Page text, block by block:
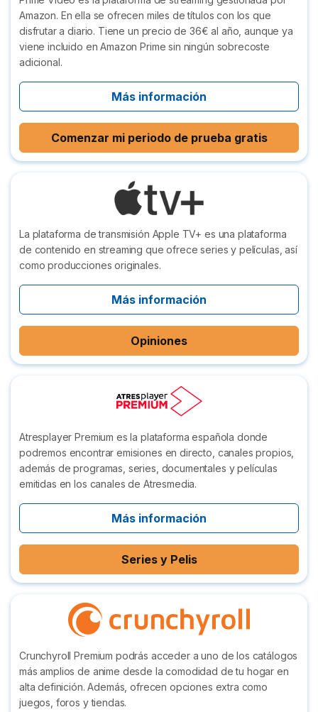
Amazon. En ella se ofrecen miles de títulos con los que
disfrutar a diario. Tiene un precio de 36€ al año, aunque ya
viene incluido en Amazon Prime sin ningún sobrecoste
adicional.
Más información
Comenzar mi periodo de prueba gratis
La plataforma de transmisión Apple TV+ es una plataforma
de contenido en streaming que ofrece series y películas, así
como producciones originales.
Más información
Opiniones
Atresplayer Premium es la plataforma española donde
podremos encontrar emisiones en directo, canales propios,
además de programas, series, documentales y películas
emitidas en los canales de Atresmedia.
Más información
Series y Pelis
Crunchyroll Premium podrás acceder a uno de los catálogos
más amplios de anime desde la comodidad de tu hogar en
alta definición. Además, ofrecen opciones extra como
juegos, foros y tiendas.